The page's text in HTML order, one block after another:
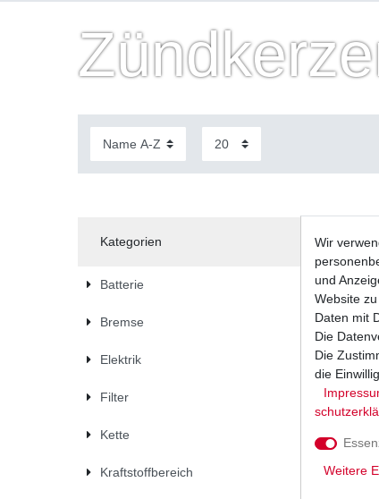
Kategorien
Batterie
Bremse
Elektrik
Filter
Kette
Kraftstoffbereich
Wir
und
Website
Daten mit
Die
Die
die
Weitere